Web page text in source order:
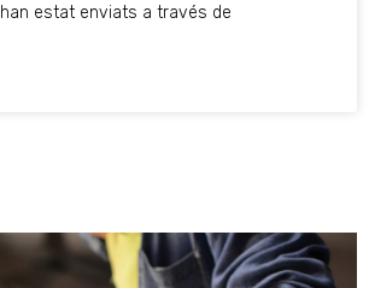
estat enviats a través de